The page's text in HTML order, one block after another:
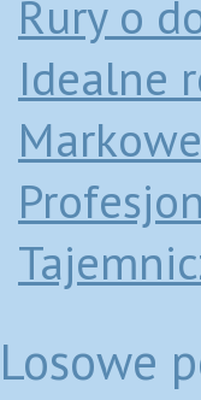
Rury o
Idealne
Losowe